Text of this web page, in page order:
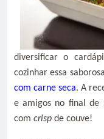
diversificar o
cozinhar essa
com carne seca. A
e amigos no final de
com crisp de couve!